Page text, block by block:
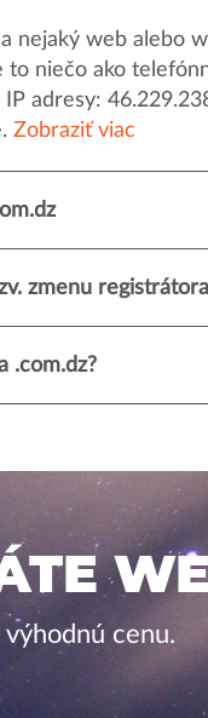
nejaký web alebo
niečo ako
adresy:
Zobraziť viac
zmenu
.com.dz?
cenu.